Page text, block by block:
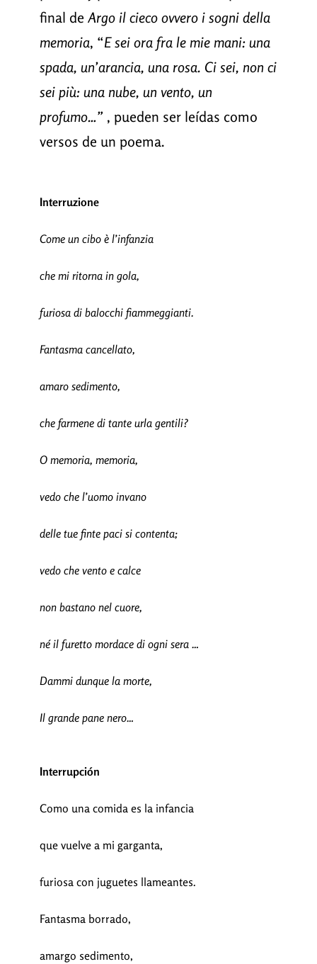
final de Argo il cieco ovvero i sogni della
memoria, “E sei ora fra le mie mani: una
spada, un’arancia, una rosa. Ci sei, non ci
sei più: una nube, un vento, un
profumo…” , pueden ser leídas como
versos de un poema.
Interruzione
Come un cibo è l’infanzia
che mi ritorna in gola,
furiosa di balocchi fiammeggianti.
Fantasma cancellato,
amaro sedimento,
che farmene di tante urla gentili?
O memoria, memoria,
vedo che l’uomo invano
delle tue finte paci si contenta;
vedo che vento e calce
non bastano nel cuore,
né il furetto mordace di ogni sera …
Dammi dunque la morte,
Il grande pane nero…
Interrupción
Como una comida es la infancia
que vuelve a mi garganta,
furiosa con juguetes llameantes.
Fantasma borrado,
amargo sedimento,